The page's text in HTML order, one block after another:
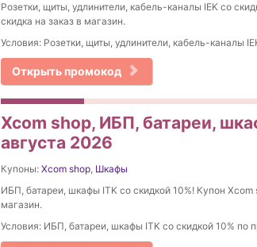
Розетки, щиты, удлинители, кабель-каналы IEK со
скидка на заказ в магазин.
Условия: Розетки, щиты, удлинители, кабель-каналы
Открыть промокод
Xcom shop, ИБП, батареи,
августа 2026
Купоны: Xcom shop, Шкафы
ИБП, батареи, шкафы ITK со скидкой 10%! Купон
магазин.
Условия: ИБП, батареи, шкафы ITK со скидкой 10% по